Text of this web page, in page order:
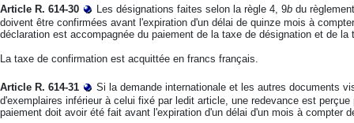
Article R. 614-30 Les désignations faites selon la règle 4, 9b du
doivent être confirmées avant l'expiration d'un délai de quinze mois à
déclaration est accompagnée du paiement de la taxe de désignation et de
La taxe de confirmation est acquittée en francs français.
Article R. 614-31
Si la demande internationale et les autres documents
d'exemplaires inférieur à celui fixé par ledit article, une redevance est
paiement doit avoir été fait avant l'expiration d'un délai d'un mois à compter